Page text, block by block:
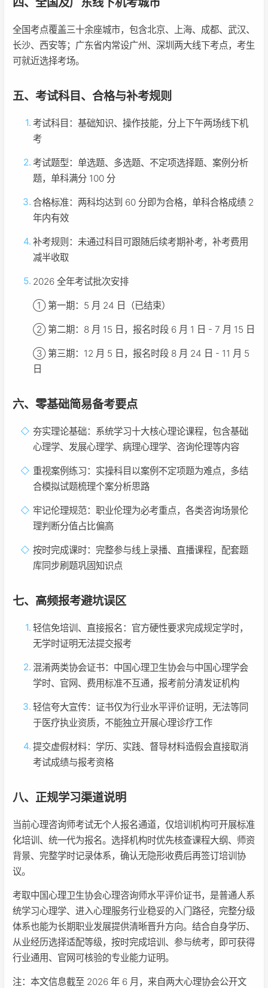
全国考点覆盖三十余座城市，包含北京、上海、成都、武汉、
长沙、西安等；广东省内常设广州、深圳两大线下考点，考生
可就近选择考场。
五、考试科目、合格与补考规则
考试科目：基础知识、操作技能，分上下午两场线下机
考
考试题型：单选题、多选题、不定项选择题、案例分析
题，单科满分 100 分
合格标准：两科均达到 60 分即为合格，单科合格成绩 2
年内有效
补考规则：未通过科目可跟随后续考期补考，补考费用
减半收取
2026 全年考试批次安排
① 第一期：5 月 24 日（已结束）
② 第二期：8 月 15 日，报名时段 6 月 1 日 - 7 月 15 日
③ 第三期：12 月 5 日，报名时段 8 月 24 日 - 11 月 5
日
六、零基础简易备考要点
夯实理论基础：系统学习十大核心理论课程，包含基础
心理学、发展心理学、病理心理学、咨询伦理等内容
重视案例练习：实操科目以案例不定项题为难点，多结
合模拟试题梳理个案分析思路
牢记伦理规范：职业伦理为必考重点，各类咨询场景伦
理判断分值占比偏高
按时完成课时：完整参与线上录播、直播课程，配套题
库同步刷题巩固知识点
七、高频报考避坑误区
轻信免培训、直接报名：官方硬性要求完成规定学时，
无学时证明无法提交报考
混淆两类协会证书：中国心理卫生协会与中国心理学会
学时、官网、费用标准不互通，报考前分清发证机构
轻信夸大宣传：证书仅为行业水平评价证明，无法等同
于医疗执业资质，不能独立开展心理诊疗工作
提交虚假材料：学历、实践、督导材料造假会直接取消
考试成绩与报考资格
八、正规学习渠道说明
当前心理咨询师考试无个人报名通道，仅培训机构可开展标准
化培训、统一代为报名。选择机构时优先核查课程大纲、师资
背景、完整学时记录体系，确认无隐形收费后再签订培训协
议。
考取中国心理卫生协会心理咨询师水平评价证书，是普通人系
统学习心理学、进入心理服务行业稳妥的入门路径，完整分级
体系也能为长期职业发展提供清晰晋升方向。结合自身学历、
从业经历选择适配等级，按时完成培训、参与统考，即可获得
行业通用、官网可核验的专业能力证明。
注：本文信息截至 2026 年 6 月，来自两大心理协会公开文